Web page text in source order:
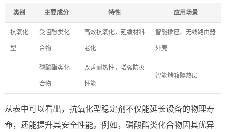
类别 主要成分 特性 应用场景
抗氧化
型
受阻酚类化
合物
高效抗氧化，延缓材料
老化
智能插座、无线路由器
外壳
磷酸酯类化
合物
改善耐热性，增强防火
性能
智能烤箱隔热层
从表中可以看出，抗氧化型稳定剂不仅能延长设备的物理寿
命，还能提升其安全性能。例如，磷酸酯类化合物因其优异